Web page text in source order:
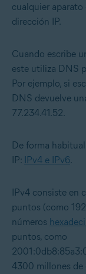
cualquier
dirección IP.
Cuando escribe
este utiliza DNS
Por ejemplo, si
DNS devuelve
77.234.41.52.
De forma
IP: IPv4 e IPv6.
IPv4 consiste en
puntos (como
números
puntos, como
4300 millones de